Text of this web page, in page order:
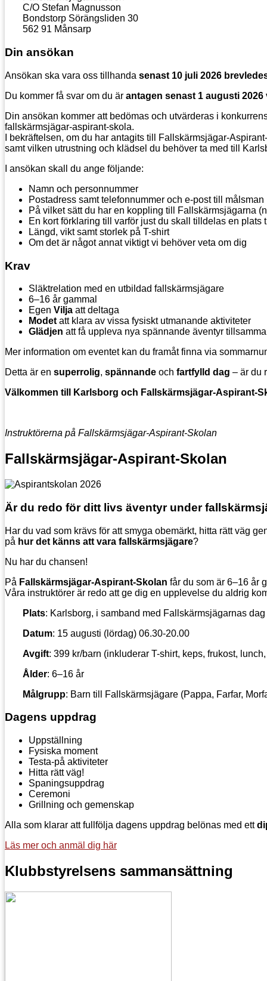
C/O Stefan Magnusson
Bondstorp Sörängsliden 30
562 91 Månsarp
Din ansökan
Ansökan ska vara oss tillhanda senast 10 juli 2026
Du kommer få svar om du är antagen senast 1 augusti 2026
Din ansökan kommer att bedömas och utvärderas i
fallskärmsjägar-aspirant-skola.
I bekräftelsen, om du har antagits till Fallskärmsjägar-
samt vilken utrustning och klädsel du behöver ta med till
I ansökan skall du ange följande:
Namn och personnummer
Postadress samt telefonnummer och e-post till målsman
På vilket sätt du har en koppling till Fallskärmsjägarna
En kort förklaring till varför just du skall tilldelas en plats
Längd, vikt samt storlek på T-shirt
Om det är något annat viktigt vi behöver veta om dig
Krav
Släktrelation med en utbildad fallskärmsjägare
6–16 år gammal
Egen Vilja att deltaga
Modet att klara av vissa fysiskt utmanande aktiviteter
Glädjen att få uppleva nya spännande äventyr
Mer information om eventet kan du framåt finna via
Detta är en superrolig, spännande och fartfylld dag – är du
Välkommen till Karlsborg och Fallskärmsjägar-Aspirant-
Instruktörerna på Fallskärmsjägar-Aspirant-Skolan
Fallskärmsjägar-Aspirant-Skolan
Är du redo för ditt livs äventyr under
Har du vad som krävs för att smyga obemärkt, hitta rätt väg
på hur det känns att vara fallskärmsjägare?
Nu har du chansen!
På Fallskärmsjägar-Aspirant-Skolan får du som är 6–16 år
Våra instruktörer är redo att ge dig en upplevelse du aldrig
Plats: Karlsborg, i samband med Fallskärmsjägarnas
Datum: 15 augusti (lördag) 06.30-20.00
Avgift: 399 kr/barn (inkluderar T-shirt, keps, frukost,
Ålder: 6–16 år
Målgrupp: Barn till Fallskärmsjägare (Pappa, Farfar,
Dagens uppdrag
Uppställning
Fysiska moment
Testa-på aktiviteter
Hitta rätt väg!
Spaningsuppdrag
Ceremoni
Grillning och gemenskap
Alla som klarar att fullfölja dagens uppdrag belönas med ett
Läs mer och anmäl dig här
Klubbstyrelsens sammansättning